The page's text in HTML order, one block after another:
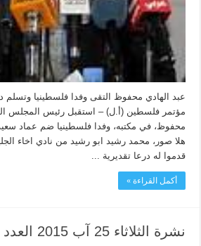
عبد الهادي محفوظ التقى وفدا فلسطينيا وتسلم
مؤتمر فلسطين (أ.ل) – استقبل رئيس المجلس
محفوظ، في مكتبه، وفدا فلسطينيا ضم عماد
هلا صور، محمد رشيد ابو رشيد من نادي اخاء
قدموا له درعا تقديرية ...
أكمل القراءة »
نشرة الثلاثاء 25 آب 2015 العدد 2974